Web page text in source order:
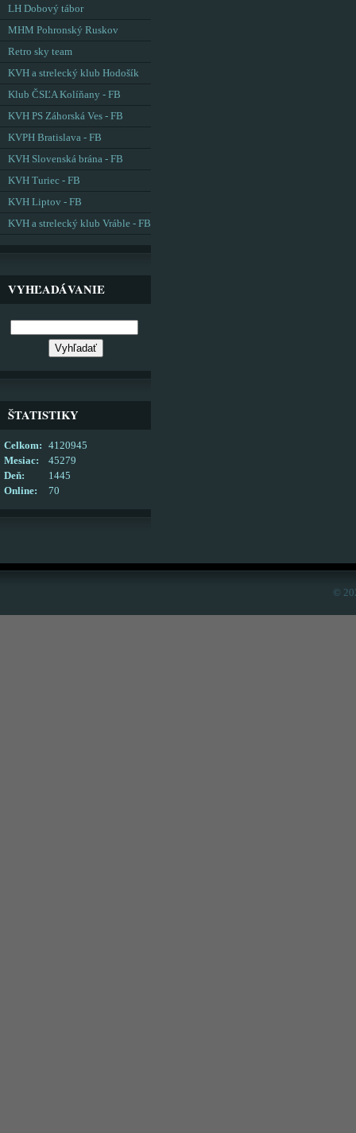
LH Dobový tábor
MHM Pohronský Ruskov
Retro sky team
KVH a strelecký klub Hodošík
Klub ČSĽA Kolíňany - FB
KVH PS Záhorská Ves - FB
KVPH Bratislava - FB
KVH Slovenská brána - FB
KVH Turiec - FB
KVH Liptov - FB
KVH a strelecký klub Vráble - FB
VYHĽADÁVANIE
ŠTATISTIKY
Online: 70
Celkom:
4120945
Mesiac:
45279
Deň:
1445
©